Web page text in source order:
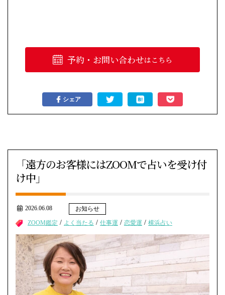
予約・お問い合わせはこちら
シェア
「遠方のお客様にはZOOMで占いを受け付
け中」
2026.06.08
お知らせ
ZOOM鑑定 / よく当たる / 仕事運 / 恋愛運 / 横浜占い